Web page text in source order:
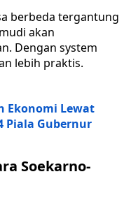
berbeda tergantung
akan
Dengan system
lebih praktis.
Ekonomi Lewat
Piala Gubernur
Soekarno-